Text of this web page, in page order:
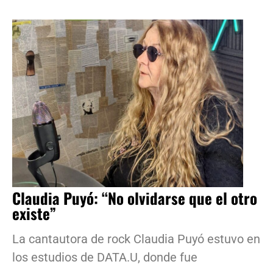
Claudia Puyó: “No olvidarse que el otro
existe”
La cantautora de rock Claudia Puyó estuvo en
los estudios de DATA.U, donde fue